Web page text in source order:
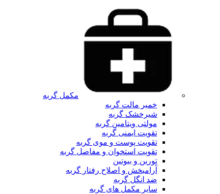
مکمل گربه
خمیر مالت گربه
شیرخشک گربه
مولتی ویتامین گربه
تقویت ایمنی گربه
تقویت پوست و موی گربه
تقویت استخوان و مفاصل گربه
تورین و بیوتین
آرامبخش و اصلاح رفتار گربه
ضد انگل گربه
سایر مکمل های گربه